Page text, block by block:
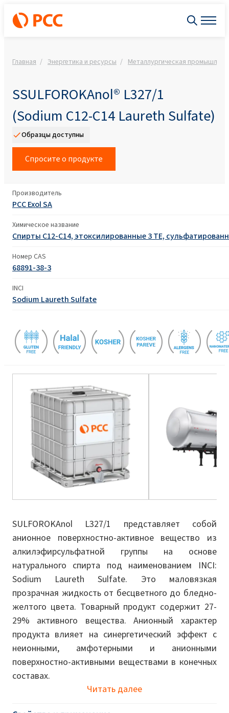
Главная Энергетика и ресурсы Металлургическая
SSULFOROKAnol® L327/1
(Sodium C12-C14 Laureth Sulfate)
Образцы доступны
Спросите о продукте
Производитель
PCC Exol SA
Химическое название
Спирты C12-C14, этоксилированные 3 TE,
Номер CAS
68891-38-3
INCI
Sodium Laureth Sulfate
SULFOROKAnol L327/1 представляет собой
анионное поверхностно-активное вещество из
алкилэфирсульфатной группы на основе
натурального спирта под наименованием INCI:
Sodium Laureth Sulfate. Это маловязкая
прозрачная жидкость от бесцветного до бледно-
желтого цвета. Товарный продукт содержит 27-
29% активного вещества. Анионный характер
продукта влияет на синергетический эффект с
неионными, амфотерными и анионными
поверхностно-активными веществами в конечных
составах.
Читать далее